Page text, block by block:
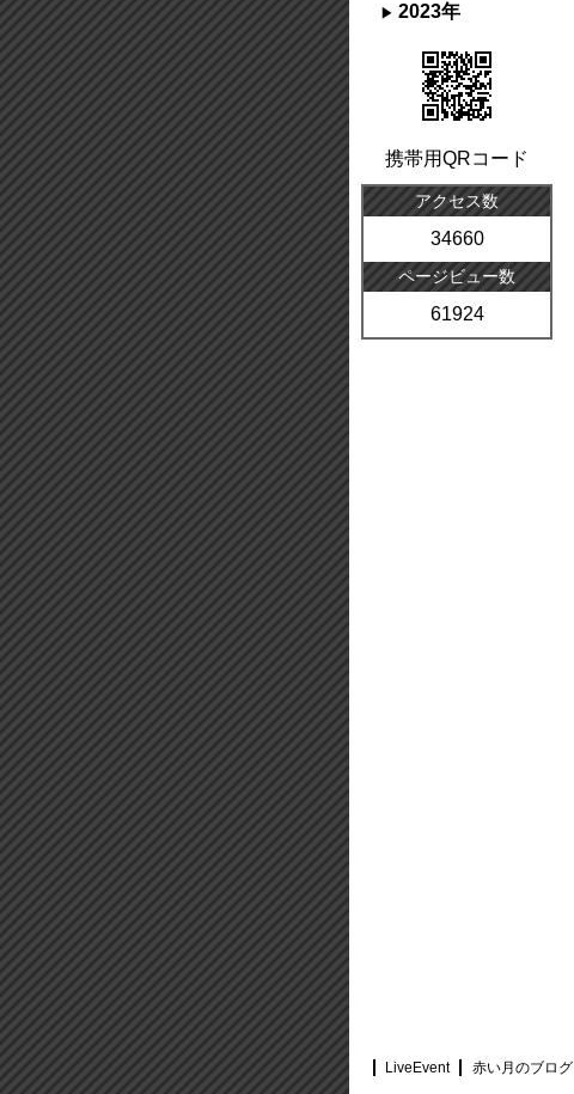
2023年
携帯用QRコード
アクセス数
34660
ページビュー数
61924
LiveEvent 赤い月のブログ